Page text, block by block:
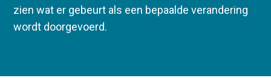
zien wat er gebeurt als een bepaalde verandering
wordt doorgevoerd.